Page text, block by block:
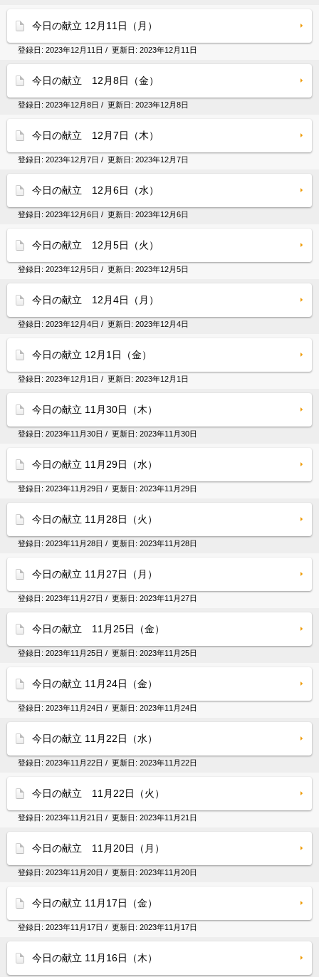
今日の献立 12月11日（月）
登録日: 2023年12月11日 / 更新日: 2023年12月11日
今日の献立 12月8日（金）
登録日: 2023年12月8日 / 更新日: 2023年12月8日
今日の献立 12月7日（木）
登録日: 2023年12月7日 / 更新日: 2023年12月7日
今日の献立 12月6日（水）
登録日: 2023年12月6日 / 更新日: 2023年12月6日
今日の献立 12月5日（火）
登録日: 2023年12月5日 / 更新日: 2023年12月5日
今日の献立 12月4日（月）
登録日: 2023年12月4日 / 更新日: 2023年12月4日
今日の献立 12月1日（金）
登録日: 2023年12月1日 / 更新日: 2023年12月1日
今日の献立 11月30日（木）
登録日: 2023年11月30日 / 更新日: 2023年11月30日
今日の献立 11月29日（水）
登録日: 2023年11月29日 / 更新日: 2023年11月29日
今日の献立 11月28日（火）
登録日: 2023年11月28日 / 更新日: 2023年11月28日
今日の献立 11月27日（月）
登録日: 2023年11月27日 / 更新日: 2023年11月27日
今日の献立 11月25日（金）
登録日: 2023年11月25日 / 更新日: 2023年11月25日
今日の献立 11月24日（金）
登録日: 2023年11月24日 / 更新日: 2023年11月24日
今日の献立 11月22日（水）
登録日: 2023年11月22日 / 更新日: 2023年11月22日
今日の献立 11月22日（火）
登録日: 2023年11月21日 / 更新日: 2023年11月21日
今日の献立 11月20日（月）
登録日: 2023年11月20日 / 更新日: 2023年11月20日
今日の献立 11月17日（金）
登録日: 2023年11月17日 / 更新日: 2023年11月17日
今日の献立 11月16日（木）